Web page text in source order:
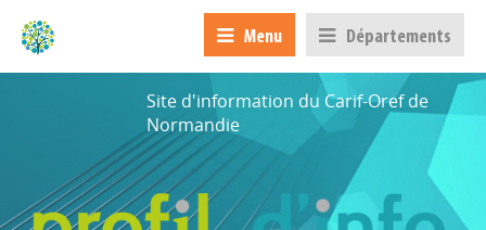
Menu Départements
Site d'information du Carif-Oref de
Normandie